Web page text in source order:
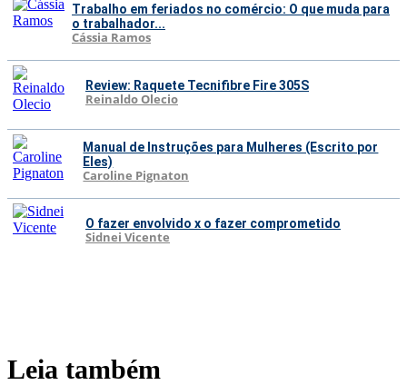
Trabalho em feriados no comércio: O que muda para
o trabalhador...
Cássia Ramos
Review: Raquete Tecnifibre Fire 305S
Reinaldo Olecio
Manual de Instruções para Mulheres (Escrito por
Eles)
Caroline Pignaton
O fazer envolvido x o fazer comprometido
Sidnei Vicente
Leia também